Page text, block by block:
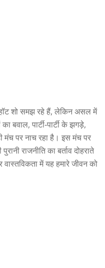
शो समझ रहे हैं, लेकिन असल में
बवाल, पार्टी‑पार्टी के झगड़े,
पर नाच रहा है। इस मंच पर
राजनीति का बर्ताव दोहराते
में यह हमारे जीवन को